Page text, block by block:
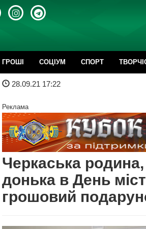
ГРОШІ CОЦІУМ СПОРТ
28.09.21 17:22
Реклама
Черкаська
донька в День
грошовий